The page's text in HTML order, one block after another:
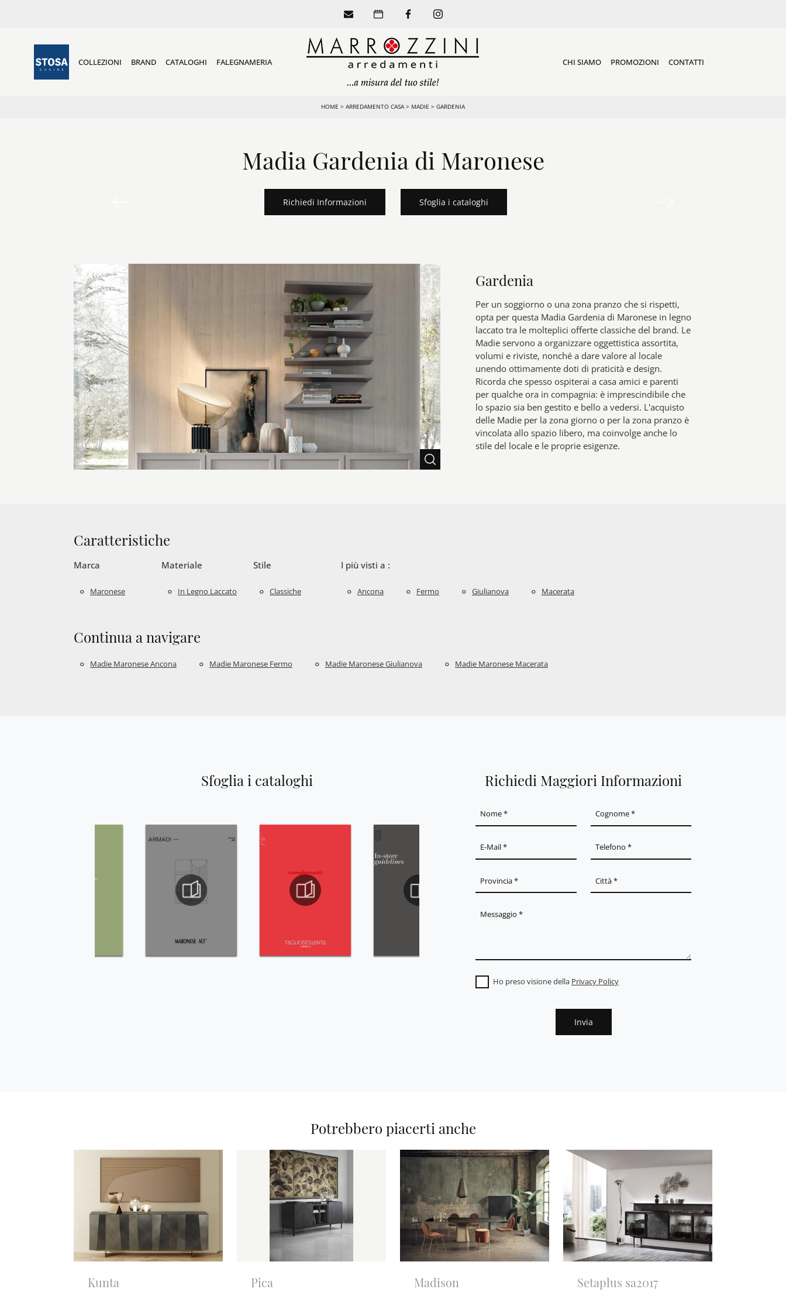
COLLEZIONI BRAND CATALOGHI FALEGNAMERIA CHI SIAMO PROMOZIONI CONTATTI
HOME > ARREDAMENTO CASA> MADIE > GARDENIA
Madia Gardenia di Maronese
Richiedi Informazioni Sfoglia i cataloghi
Gardenia
Per un soggiorno o una zona pranzo che si rispetti,
opta per questa Madia Gardenia di Maronese in legno
laccato tra le molteplici offerte classiche del brand. Le
Madie servono a organizzare oggettistica assortita,
volumi e riviste, nonché a dare valore al locale
unendo ottimamente doti di praticità e design.
Ricorda che spesso ospiterai a casa amici e parenti
per qualche ora in compagnia: è imprescindibile che
lo spazio sia ben gestito e bello a vedersi. L'acquisto
delle Madie per la zona giorno o per la zona pranzo è
vincolata allo spazio libero, ma coinvolge anche lo
stile del locale e le proprie esigenze.
Caratteristiche
Marca
Maronese
Materiale
In Legno Laccato
Stile
Classiche
I più visti a :
Ancona Fermo Giulianova Macerata
Continua a navigare
Madie Maronese Ancona Madie Maronese Fermo Madie Maronese Giulianova Madie Maronese Macerata
Sfoglia i cataloghi Richiedi Maggiori Informazioni
Ho preso visione della Privacy Policy
Invia
Potrebbero piacerti anche
Kunta Pica Madison Setaplus sa2017